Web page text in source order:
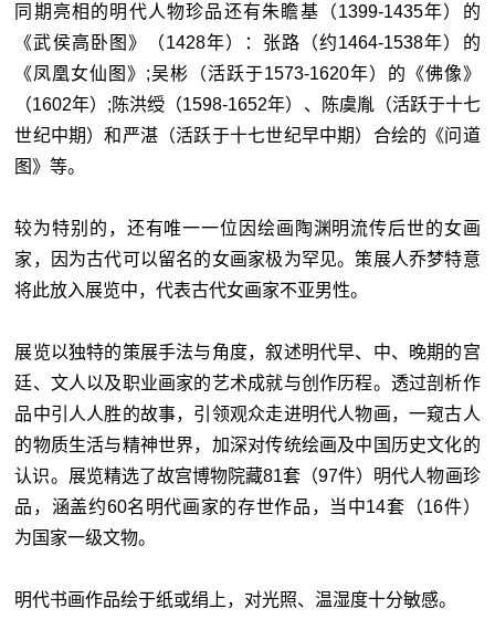
同期亮相的明代人物珍品还有朱瞻基（1399-1435年）的
《武侯高卧图》（1428年）：张路（约1464-1538年）的
《凤凰女仙图》;吴彬（活跃于1573-1620年）的《佛像》
（1602年）;陈洪绶（1598-1652年）、陈虞胤（活跃于十七
世纪中期）和严湛（活跃于十七世纪早中期）合绘的《问道
图》等。
较为特别的，还有唯一一位因绘画陶渊明流传后世的女画
家，因为古代可以留名的女画家极为罕见。策展人乔梦特意
将此放入展览中，代表古代女画家不亚男性。
展览以独特的策展手法与角度，叙述明代早、中、晚期的宫
廷、文人以及职业画家的艺术成就与创作历程。透过剖析作
品中引人人胜的故事，引领观众走进明代人物画，一窥古人
的物质生活与精神世界，加深对传统绘画及中国历史文化的
认识。展览精选了故宫博物院藏81套（97件）明代人物画珍
品，涵盖约60名明代画家的存世作品，当中14套（16件）
为国家一级文物。
明代书画作品绘于纸或绢上，对光照、温湿度十分敏感。